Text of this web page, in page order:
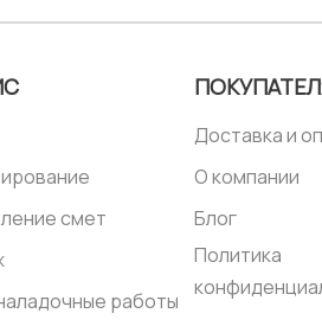
смет
работы
Доставка и
О компании
Блог
Политика